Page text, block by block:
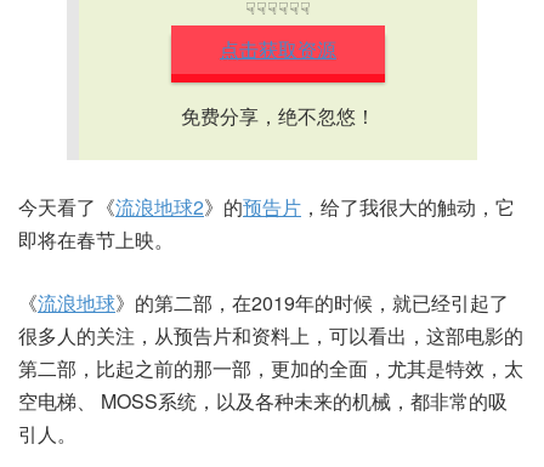
☟☟☟☟☟☟
点击获取资源
免费分享，绝不忽悠！
今天看了《流浪地球2》的预告片 ，给了我很大的触动，它
即将在春节上映。
《流浪地球》的第二部，在2019年的时候，就已经引起了
很多人的关注，从预告片和资料上，可以看出，这部电影的
第二部，比起之前的那一部，更加的全面，尤其是特效，太
空电梯、 MOSS系统，以及各种未来的机械，都非常的吸
引人。